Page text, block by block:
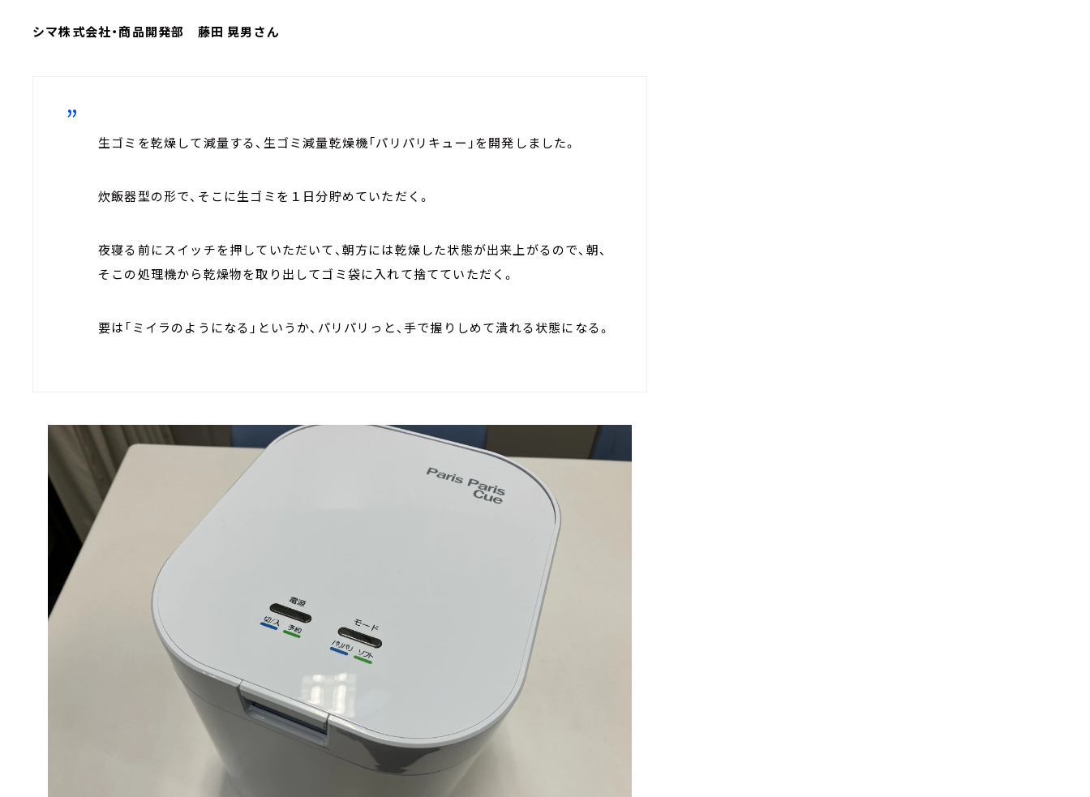
シマ株式会社・商品開発部 藤田 晃男さん
生ゴミを乾燥して減量する、生ゴミ減量乾燥機「パリパリキュー」を開発しました。
炊飯器型の形で、そこに生ゴミを１日分貯めていただく。
夜寝る前にスイッチを押していただいて、朝方には乾燥した状態が出来上がるので、朝、
そこの処理機から乾燥物を取り出してゴミ袋に入れて捨てていただく。
要は「ミイラのようになる」というか、パリパリっと、手で握りしめて潰れる状態になる。